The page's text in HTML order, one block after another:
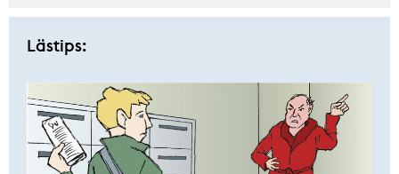
Lästips: